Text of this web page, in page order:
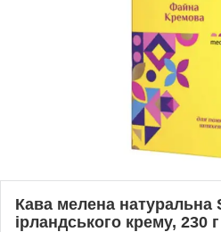
Кава мелена натуральна
ірландського крему, 230